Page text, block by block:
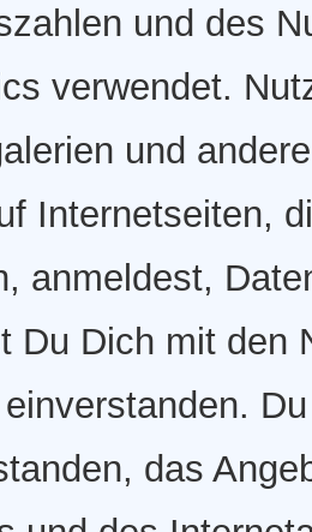
und des
verwendet.
und
Internetseiten,
anmeldest,
Du Dich mit den
das